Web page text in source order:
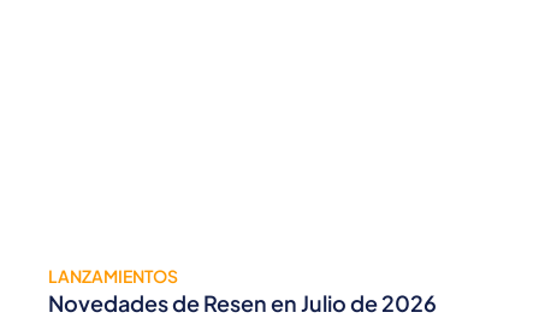
LANZAMIENTOS
Novedades de Resen en Julio de 2026